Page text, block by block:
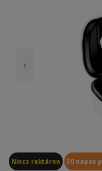
‹
Nincs raktáron 30 napos